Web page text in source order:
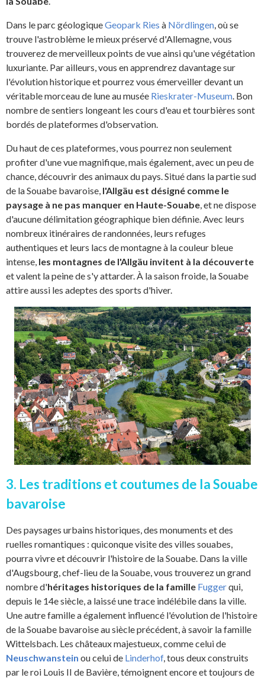
Dans le parc géologiqueGeopark Ries à Nördlingen, où se
trouve l'astroblème le mieux préservé d'Allemagne, vous
trouverez de merveilleux points de vue ainsi qu'une végétation
luxuriante. Par ailleurs, vous en apprendrez davantage sur
l'évolution historique et pourrez vous émerveiller devant un
véritable morceau de lune au musée Rieskrater-Museum. Bon
nombre de sentiers longeant les cours d'eau et tourbières sont
bordés de plateformes d'observation.
Du haut de ces plateformes, vous pourrez non seulement
profiter d'une vue magnifique, mais également, avec un peu de
chance, découvrir des animaux du pays. Situé dans la partie sud
de la Souabe bavaroise, l'Allgäu est désigné comme le
paysage à ne pas manquer en Haute-Souabe, et ne dispose
d'aucune délimitation géographique bien définie. Avec leurs
nombreux itinéraires de randonnées, leurs refuges
authentiques et leurs lacs de montagne à la couleur bleue
intense, les montagnes de l'Allgäu invitent à la découverte
et valent la peine de s'y attarder. À la saison froide, la Souabe
attire aussi les adeptes des sports d'hiver.
3. Les traditions et coutumes de la Souabe
bavaroise
Des paysages urbains historiques, des monuments et des
ruelles romantiques : quiconque visite des villes souabes,
pourra vivre et découvrir l'histoire de la Souabe. Dans la ville
d'Augsbourg, chef-lieu de la Souabe, vous trouverez un grand
nombre d'héritages historiques de la famille Fuggerqui,
depuis le 14e siècle, a laissé une trace indélébile dans la ville.
Une autre famille a également influencé l'évolution de l'histoire
de la Souabe bavaroise au siècle précédent, à savoir la famille
Wittelsbach. Les châteaux majestueux, comme celui de
Neuschwanstein ou celui de Linderhof, tous deux construits
par le roi Louis II de Bavière, témoignent encore et toujours de